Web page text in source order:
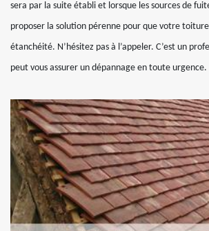
sera par la suite établi et lorsque les sources de
proposer la solution pérenne pour que votre
étanchéité. N’hésitez pas à l’appeler. C’est un
peut vous assurer un dépannage en toute urgence.